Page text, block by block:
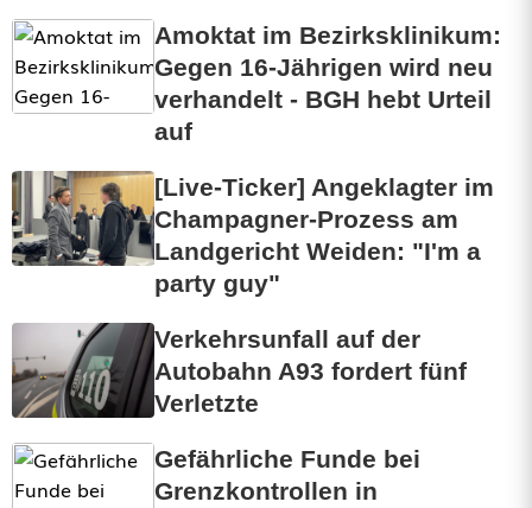
Amoktat im Bezirksklinikum:
Gegen 16-Jährigen wird neu
verhandelt - BGH hebt Urteil
auf
[Live-Ticker] Angeklagter im
Champagner-Prozess am
Landgericht Weiden: "I'm a
party guy"
Verkehrsunfall auf der
Autobahn A93 fordert fünf
Verletzte
Gefährliche Funde bei
Grenzkontrollen in